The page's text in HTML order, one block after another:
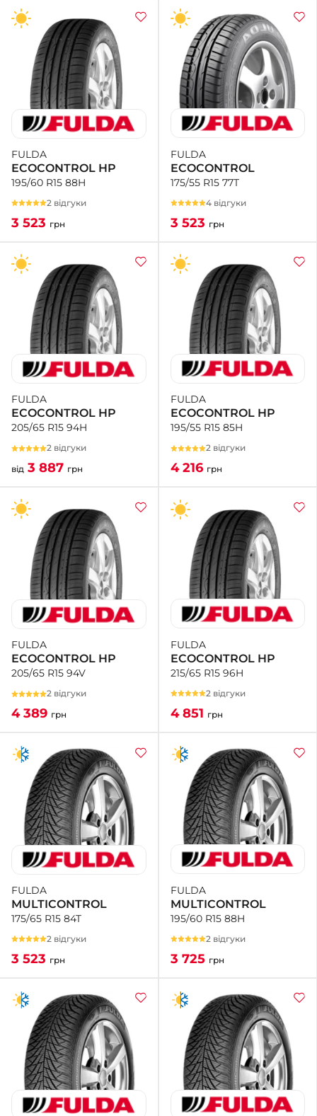
FULDA
ECOCONTROL HP
195/60 R15 88H
2 відгуки
3 523 грн
FULDA
ECOCONTROL
175/55 R15 77T
4 відгуки
3 523 грн
FULDA
ECOCONTROL HP
205/65 R15 94H
2 відгуки
від 3 887 грн
FULDA
ECOCONTROL HP
195/55 R15 85H
2 відгуки
4 216 грн
FULDA
ECOCONTROL HP
205/65 R15 94V
2 відгуки
4 389 грн
FULDA
ECOCONTROL HP
215/65 R15 96H
2 відгуки
4 851 грн
FULDA
MULTICONTROL
175/65 R15 84T
2 відгуки
3 523 грн
FULDA
MULTICONTROL
195/60 R15 88H
2 відгуки
3 725 грн